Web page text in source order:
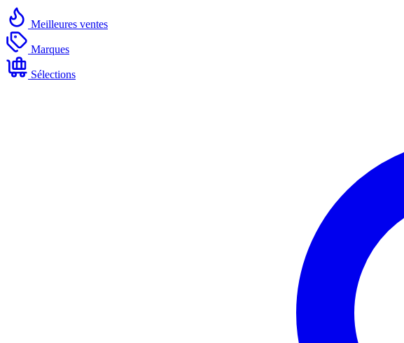
Meilleures ventes
Marques
Sélections